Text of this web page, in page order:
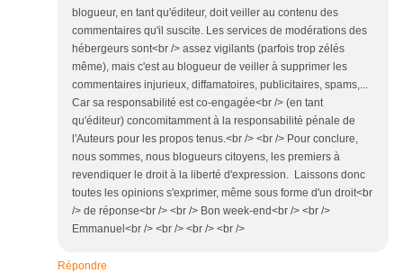
blogueur, en tant qu'éditeur, doit veiller au contenu des
commentaires qu'il suscite. Les services de modérations des
hébergeurs sont<br /> assez vigilants (parfois trop zélés
même), mais c'est au blogueur de veiller à supprimer les
commentaires injurieux, diffamatoires, publicitaires, spams,...
Car sa responsabilité est co-engagée<br /> (en tant
qu'éditeur) concomitamment à la responsabilité pénale de
l'Auteurs pour les propos tenus.<br /> <br /> Pour conclure,
nous sommes, nous blogueurs citoyens, les premiers à
revendiquer le droit à la liberté d'expression. Laissons donc
toutes les opinions s'exprimer, même sous forme d'un droit<br
/> de réponse<br /> <br /> Bon week-end<br /> <br />
Emmanuel<br /> <br /> <br /> <br />
Répondre